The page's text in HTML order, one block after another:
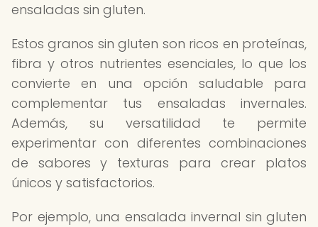
ensaladas sin gluten.
Estos granos sin gluten son ricos en proteínas,
fibra y otros nutrientes esenciales, lo que los
convierte en una opción saludable para
complementar tus ensaladas invernales.
Además, su versatilidad te permite
experimentar con diferentes combinaciones
de sabores y texturas para crear platos
únicos y satisfactorios.
Por ejemplo, una ensalada invernal sin gluten